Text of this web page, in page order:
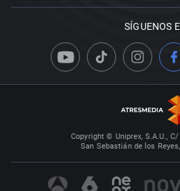
SÍGUENOS
Copyright © Uniprex, S.A.U.,
San Sebastián de los